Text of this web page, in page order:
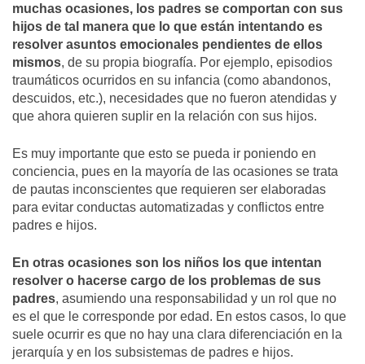
muchas ocasiones, los padres se comportan con sus
hijos de tal manera que lo que están intentando es
resolver asuntos emocionales pendientes de ellos
mismos, de su propia biografía. Por ejemplo, episodios
traumáticos ocurridos en su infancia (como abandonos,
descuidos, etc.), necesidades que no fueron atendidas y
que ahora quieren suplir en la relación con sus hijos.
Es muy importante que esto se pueda ir poniendo en
conciencia, pues en la mayoría de las ocasiones se trata
de pautas inconscientes que requieren ser elaboradas
para evitar conductas automatizadas y conflictos entre
padres e hijos.
En otras ocasiones son los niños los que intentan
resolver o hacerse cargo de los problemas de sus
padres, asumiendo una responsabilidad y un rol que no
es el que le corresponde por edad. En estos casos, lo que
suele ocurrir es que no hay una clara diferenciación en la
jerarquía y en los subsistemas de padres e hijos.